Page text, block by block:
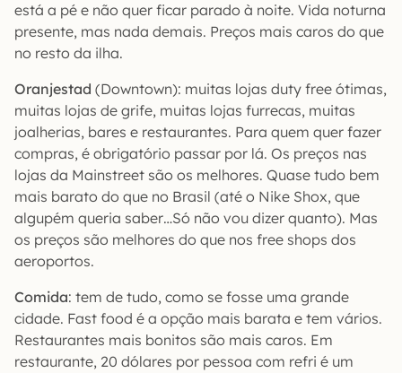
está a pé e não quer ficar parado à noite. Vida noturna
presente, mas nada demais. Preços mais caros do que
no resto da ilha.
Oranjestad (Downtown): muitas lojas duty free ótimas,
muitas lojas de grife, muitas lojas furrecas, muitas
joalherias, bares e restaurantes. Para quem quer fazer
compras, é obrigatório passar por lá. Os preços nas
lojas da Mainstreet são os melhores. Quase tudo bem
mais barato do que no Brasil (até o Nike Shox, que
algupém queria saber…Só não vou dizer quanto). Mas
os preços são melhores do que nos free shops dos
aeroportos.
Comida: tem de tudo, como se fosse uma grande
cidade. Fast food é a opção mais barata e tem vários.
Restaurantes mais bonitos são mais caros. Em
restaurante, 20 dólares por pessoa com refri é um